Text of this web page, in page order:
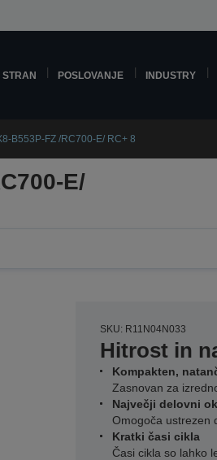
STRAN POSLOVANJE INDUSTRY
B553P-FZ /RC700-E/ RC+ 8
E/
SKU: R11N04N033
Hitrost in
Kompakten,
Zasnovan za
Največji delovni
Omogoča ustrezen
Kratki časi cikla
Časi cikla so lahko